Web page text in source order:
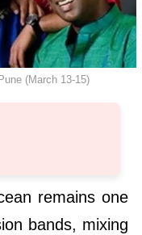
(March 13-15)
remains one
bands, mixing